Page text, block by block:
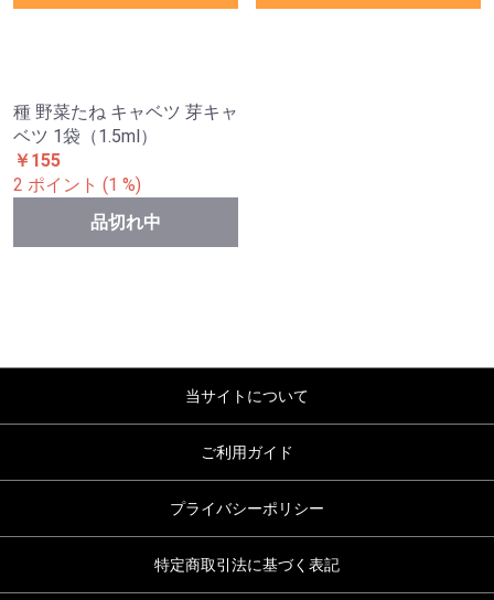
種 野菜たね キャベツ 芽キャ
ベツ 1袋（1.5ml）
￥155
2 ポイント (1 %)
品切れ中
当サイトについて
ご利用ガイド
プライバシーポリシー
特定商取引法に基づく表記